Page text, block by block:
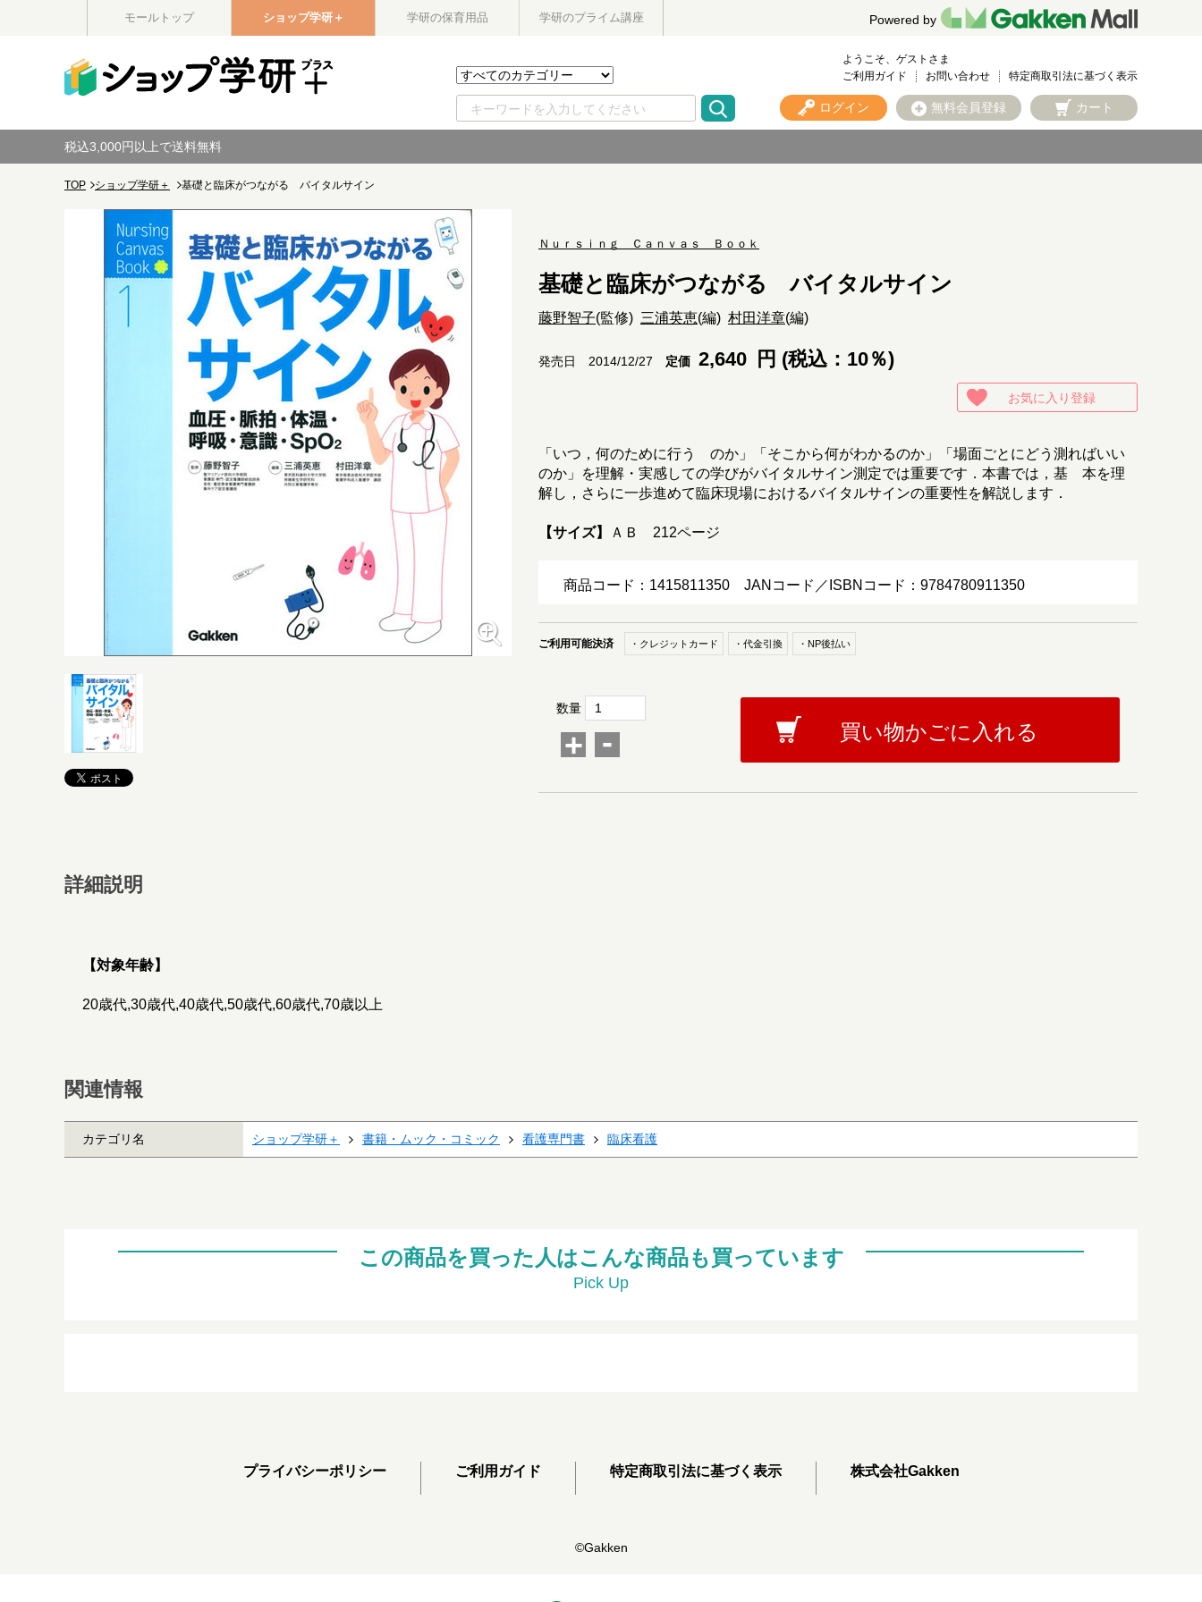
モールトップ ショップ学研＋ 学研の保育用品 学研のプライム講座 Powered by
ようこそ、ゲストさま
ご利用ガイド
お問い合わせ 特定商取引法に基づく表示
ログイン 無料会員登録 カート
税込3,000円以上で送料無料
TOP ショップ学研＋ 基礎と臨床がつながる バイタルサイン
Ｎｕｒｓｉｎｇ Ｃａｎｖａｓ Ｂｏｏｋ
基礎と臨床がつながる バイタルサイン
藤野智子(監修) 三浦英恵(編) 村田洋章(編)
発売日 2014/12/27 定価 2,640 円 (税込：10％)
お気に入り登録
「いつ，何のために行う のか」「そこから何がわかるのか」「場面ごとにどう測ればいい
のか」を理解・実感しての学びがバイタルサイン測定では重要です．本書では，基 本を理
解し，さらに一歩進めて臨床現場におけるバイタルサインの重要性を解説します．
【サイズ】 ＡＢ 212ページ
商品コード：1415811350 JANコード／ISBNコード：9784780911350
ご利用可能決済 ・クレジットカード ・代金引換 ・NP後払い
数量
+ - 買い物かごに入れる
詳細説明
【対象年齢】
20歳代,30歳代,40歳代,50歳代,60歳代,70歳以上
関連情報
カテゴリ名 ショップ学研＋ 書籍・ムック・コミック 看護専門書 臨床看護
この商品を買った人はこんな商品も買っています
Pick Up
プライバシーポリシー ご利用ガイド 特定商取引法に基づく表示 株式会社Gakken
©Gakken